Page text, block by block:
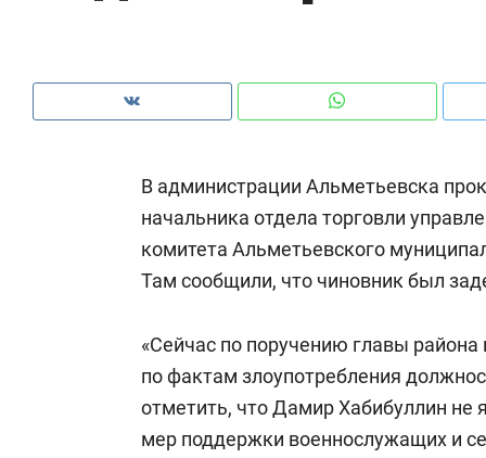
В администрации Альметьевска
начальника отдела торговли
комитета Альметьевского
Там сообщили, что чиновник был
«Сейчас по поручению главы
по фактам злоупотребления
отметить, что Дамир Хабибуллин не
мер поддержки военнослужащих и
Оставить шум за волной: как
ЖК «Заря»
Рекомендуем
когда
свою
стрессом»